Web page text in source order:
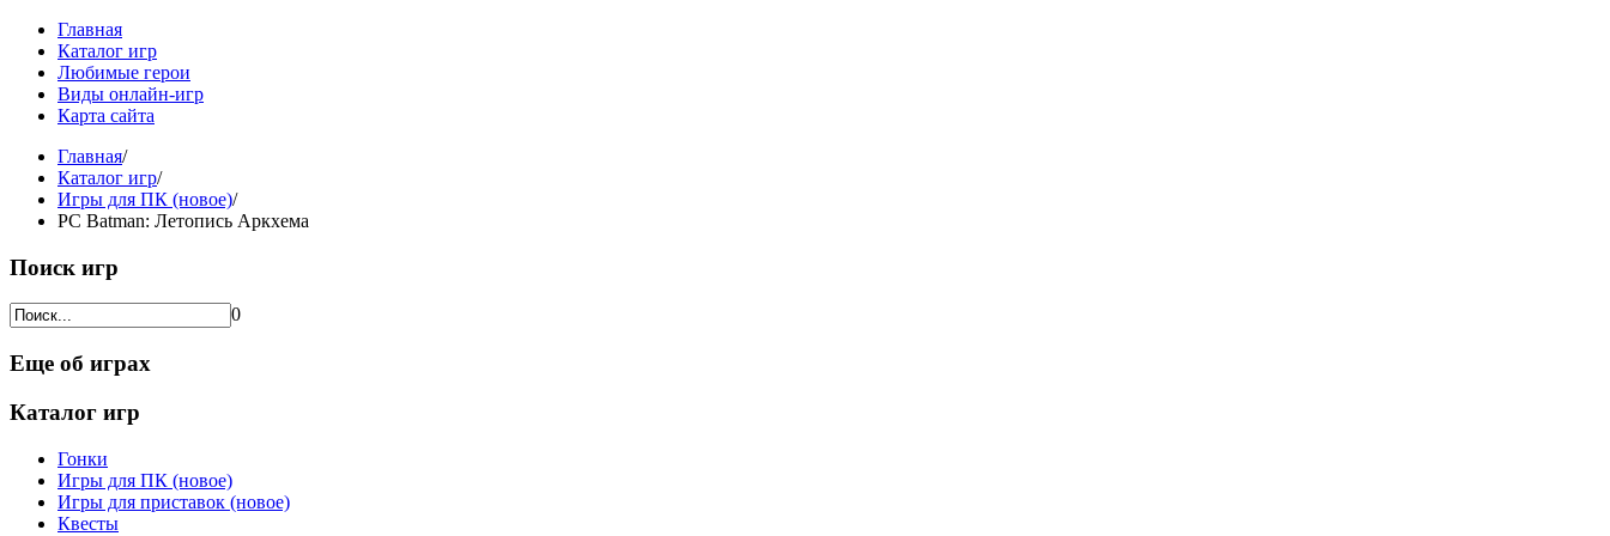
Главная
Каталог игр
Любимые герои
Виды онлайн-игр
Карта сайта
Главная/
Каталог игр/
Игры для ПК (новое)/
PC Batman: Летопись Аркхема
Поиск игр
0
Еще об играх
Каталог игр
Гонки
Игры для ПК (новое)
Игры для приставок (новое)
Квесты